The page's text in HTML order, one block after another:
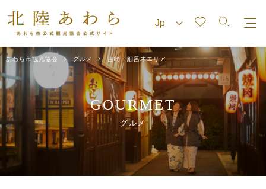
あわら市観光協会 グルメ 吉崎・細呂木エリア
GOURMET
グルメ